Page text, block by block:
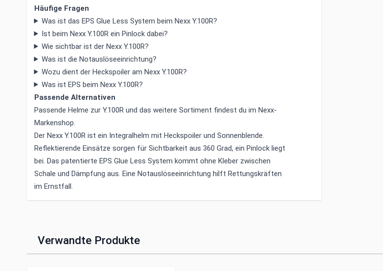
Häufige Fragen
Was ist das EPS Glue Less System beim Nexx Y.100R?
Ist beim Nexx Y.100R ein Pinlock dabei?
Wie sichtbar ist der Nexx Y.100R?
Was ist die Notauslöseeinrichtung?
Wozu dient der Heckspoiler am Nexx Y.100R?
Was ist EPS beim Nexx Y.100R?
Passende Alternativen
Passende Helme zur Y.100R und das weitere Sortiment findest du im Nexx-
Markenshop.
Der Nexx Y.100R ist ein Integralhelm mit Heckspoiler und Sonnenblende.
Reflektierende Einsätze sorgen für Sichtbarkeit aus 360 Grad, ein Pinlock liegt
bei. Das patentierte EPS Glue Less System kommt ohne Kleber zwischen
Schale und Dämpfung aus. Eine Notauslöseeinrichtung hilft Rettungskräften
im Ernstfall.
Verwandte Produkte